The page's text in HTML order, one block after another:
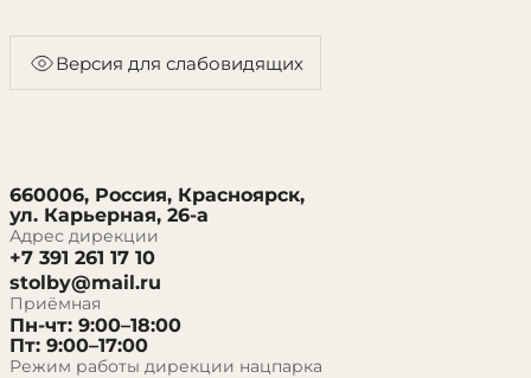
Версия для слабовидящих
660006, Россия, Красноярск,
ул. Карьерная, 26-а
Адрес дирекции
+7 391 261 17 10
stolby@mail.ru
Приёмная
Пн-чт: 9:00–18:00
Пт: 9:00–17:00
Режим работы дирекции нацпарка